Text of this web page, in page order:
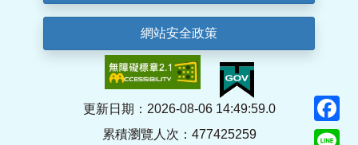
網站安全政策
更新日期：2026-08-06 14:49:59.0
累積瀏覽人次：477425259